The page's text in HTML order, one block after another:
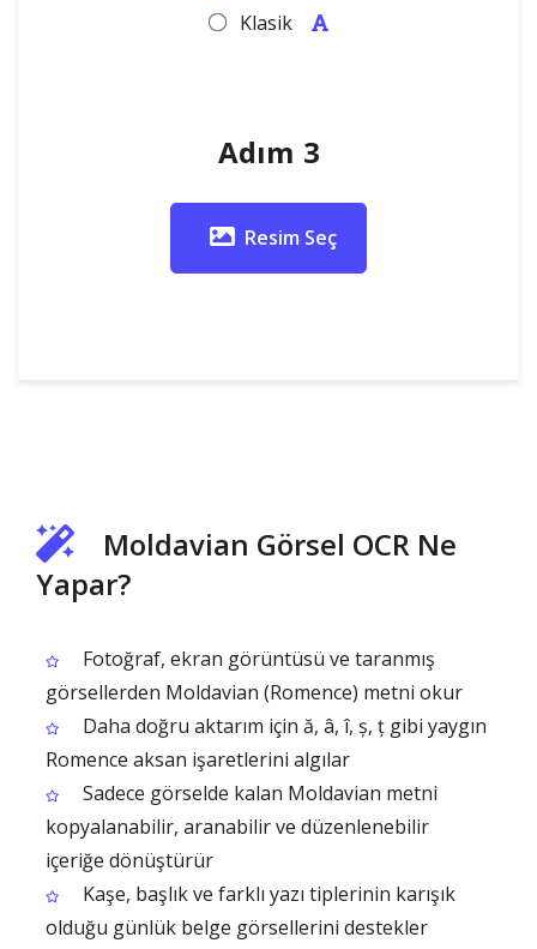
Klasik
Adım 3
Resim Seç
Moldavian Görsel OCR Ne
Yapar?
Fotoğraf, ekran görüntüsü ve taranmış
görsellerden Moldavian (Romence) metni okur
Daha doğru aktarım için ă, â, î, ș, ț gibi yaygın
Romence aksan işaretlerini algılar
Sadece görselde kalan Moldavian metni
kopyalanabilir, aranabilir ve düzenlenebilir
içeriğe dönüştürür
Kaşe, başlık ve farklı yazı tiplerinin karışık
olduğu günlük belge görsellerini destekler